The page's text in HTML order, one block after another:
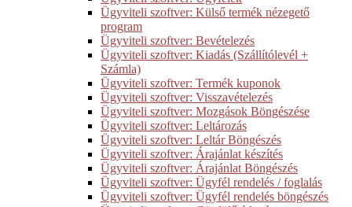
Ügyviteli szoftver: Külső termék nézegető
program
Ügyviteli szoftver: Bevételezés
Ügyviteli szoftver: Kiadás (Szállítólevél +
Számla)
Ügyviteli szoftver: Termék kuponok
Ügyviteli szoftver: Visszavételezés
Ügyviteli szoftver: Mozgások Böngészése
Ügyviteli szoftver: Leltározás
Ügyviteli szoftver: Leltár Böngészés
Ügyviteli szoftver: Árajánlat készítés
Ügyviteli szoftver: Árajánlat Böngészés
Ügyviteli szoftver: Ügyfél rendelés / foglalás
Ügyviteli szoftver: Ügyfél rendelés böngészés